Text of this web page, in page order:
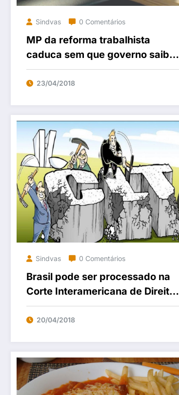
Sindvas 0 Comentários
MP da reforma trabalhista
caduca sem que governo saiba
como resolver polêmicas
23/04/2018
Sindvas 0 Comentários
Brasil pode ser processado na
Corte Interamericana de Direitos
Humanos por causa da reforma
20/04/2018